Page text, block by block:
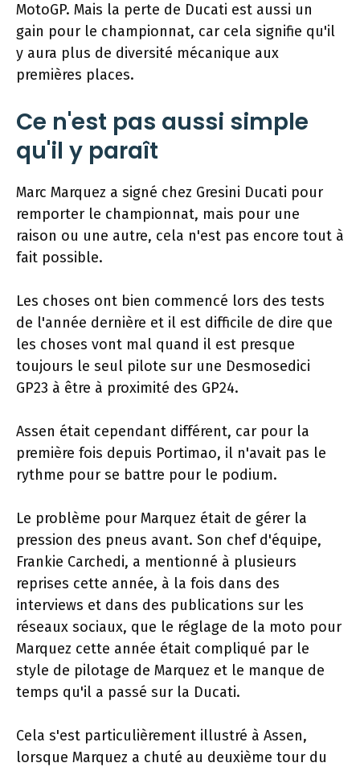
MotoGP. Mais la perte de Ducati est aussi un
gain pour le championnat, car cela signifie qu'il
y aura plus de diversité mécanique aux
premières places.
Ce n'est pas aussi simple
qu'il y paraît
Marc Marquez a signé chez Gresini Ducati pour
remporter le championnat, mais pour une
raison ou une autre, cela n'est pas encore tout à
fait possible.
Les choses ont bien commencé lors des tests
de l'année dernière et il est difficile de dire que
les choses vont mal quand il est presque
toujours le seul pilote sur une Desmosedici
GP23 à être à proximité des GP24.
Assen était cependant différent, car pour la
première fois depuis Portimao, il n'avait pas le
rythme pour se battre pour le podium.
Le problème pour Marquez était de gérer la
pression des pneus avant. Son chef d'équipe,
Frankie Carchedi, a mentionné à plusieurs
reprises cette année, à la fois dans des
interviews et dans des publications sur les
réseaux sociaux, que le réglage de la moto pour
Marquez cette année était compliqué par le
style de pilotage de Marquez et le manque de
temps qu'il a passé sur la Ducati.
Cela s'est particulièrement illustré à Assen,
lorsque Marquez a chuté au deuxième tour du